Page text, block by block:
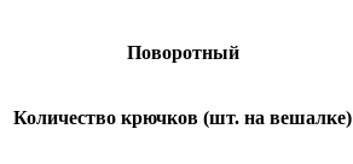
Поворотный
Количество крючков (шт. на вешалке)